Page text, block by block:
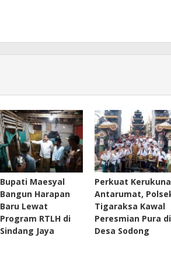
Bupati Maesyal
Bangun Harapan
Baru Lewat
Program RTLH di
Sindang Jaya
Perkuat
Antarumat,
Tigaraksa Kawal
Peresmian Pura di
Desa Sodong